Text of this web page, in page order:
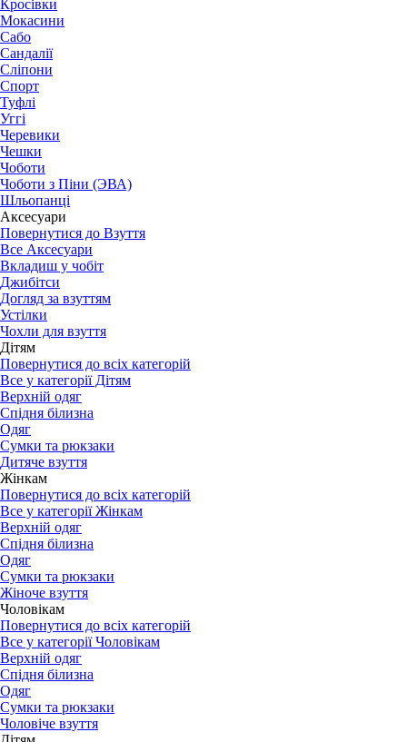
Кросівки
Мокасини
Сабо
Сандалії
Сліпони
Спорт
Туфлі
Уггі
Черевики
Чешки
Чоботи
Чоботи з Піни (ЭВА)
Шльопанці
Аксесуари
Повернутися до Взуття
Все Аксесуари
Вкладиш у чобіт
Джибітси
Догляд за взуттям
Устілки
Чохли для взуття
Дітям
Повернутися до всіх категорій
Все у категорії Дітям
Верхній одяг
Спідня білизна
Одяг
Сумки та рюкзаки
Дитяче взуття
Жінкам
Повернутися до всіх категорій
Все у категорії Жінкам
Верхній одяг
Спідня білизна
Одяг
Сумки та рюкзаки
Жіноче взуття
Чоловікам
Повернутися до всіх категорій
Все у категорії Чоловікам
Верхній одяг
Спідня білизна
Одяг
Сумки та рюкзаки
Чоловіче взуття